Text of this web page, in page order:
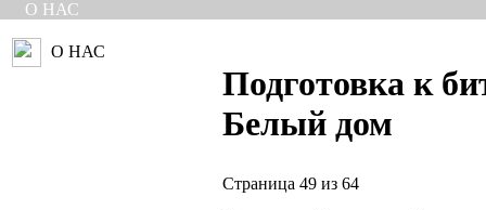
О НАС
О НАС
Подготовка к
Белый дом
Страница 49 из 64